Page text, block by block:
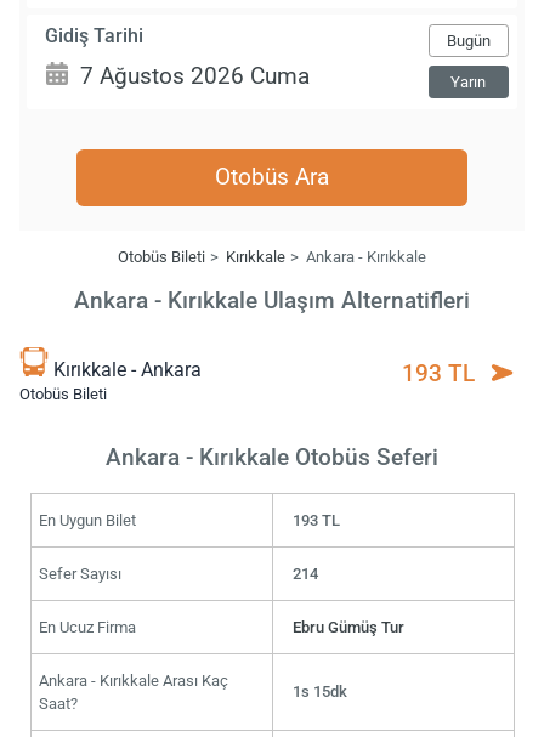
Gidiş Tarihi Bugün
Yarın
Otobüs Ara
Otobüs Bileti Kırıkkale Ankara - Kırıkkale
Ankara - Kırıkkale Ulaşım Alternatifleri
Kırıkkale - Ankara
Otobüs Bileti
193 TL
Ankara - Kırıkkale Otobüs Seferi
En Uygun Bilet 193 TL
Sefer Sayısı 214
En Ucuz Firma Ebru Gümüş Tur
Ankara - Kırıkkale Arası Kaç
Saat?
1s 15dk